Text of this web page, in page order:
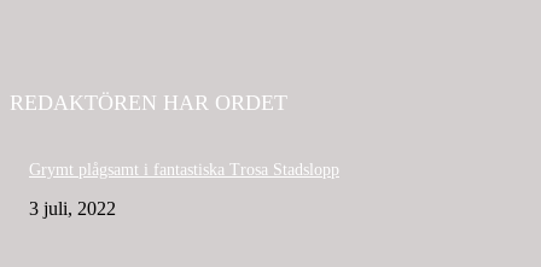
REDAKTÖREN HAR ORDET
Grymt plågsamt i fantastiska Trosa Stadslopp
3 juli, 2022